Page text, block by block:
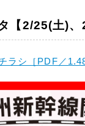
【2/25(土)、
ラシ［PDF／